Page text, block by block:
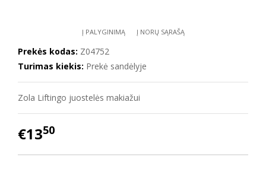
Į PALYGINIMĄ Į NORŲ SĄRAŠĄ
Prekės kodas: Z04752
Turimas kiekis: Prekė sandėlyje
Zola Liftingo juostelės makiažui
€1350